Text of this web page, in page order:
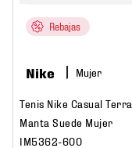
Rebajas
Nike Mujer
Tenis Nike Casual Terra
Manta Suede Mujer
IM5362-600